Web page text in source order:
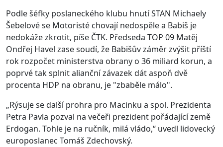
Podle šéfky poslaneckého klubu hnutí STAN Michaely
Šebelové se Motoristé chovají nedospěle a Babiš je
nedokáže zkrotit, píše ČTK. Předseda TOP 09 Matěj
Ondřej Havel zase soudí, že Babišův záměr zvýšit příští
rok rozpočet ministerstva obrany o 36 miliard korun, a
poprvé tak splnit alianční závazek dát aspoň dvě
procenta HDP na obranu, je "zbaběle málo".
„Rýsuje se další prohra pro Macinku a spol. Prezidenta
Petra Pavla pozval na večeři prezident pořádající země
Erdogan. Tohle je na ručník, milá vládo,“ uvedl lidovecký
europoslanec Tomáš Zdechovský.